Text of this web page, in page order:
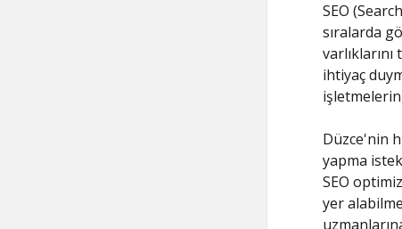
SEO
sıralarda
ihtiyaç
işletmelerin
Düzce'nin
yapma
SEO
yer